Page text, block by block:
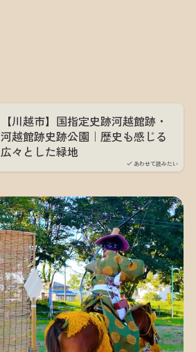
あわせて読みたい
【川越市】国指定史跡河越館跡・
河越館跡史跡公園｜歴史も感じる
広々とした緑地